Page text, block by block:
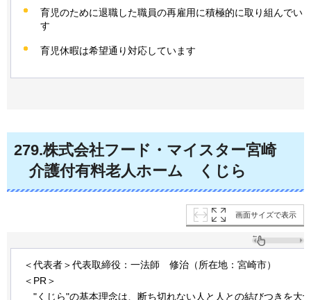
育児のために退職した職員の再雇用に積極的に取り組んでい
す
育児休暇は希望通り対応しています
279.株式会社フード・マイスター宮崎
介護付有料老人ホーム く じら
画面サイズで表示
＜代表者＞代表取締役：一法師 修治（所在地：宮崎市）
＜PR＞
"くじら"の基本理念は、断ち切れない人と人との結びつきを大